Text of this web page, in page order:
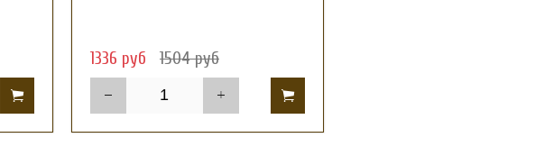
1336 руб 1504 руб